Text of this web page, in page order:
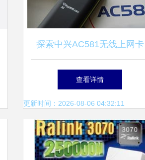
探索中兴AC581无线上网卡
产品图片与素材深度展示
查看详情
更新时间：2026-08-06 04:32:11